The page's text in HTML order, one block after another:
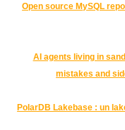
Open source MySQL
AI agents living in
mistakes and
PolarDB Lakebase : un